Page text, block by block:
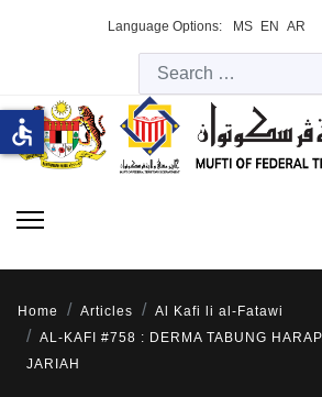
Language Options: MS EN AR
Home Articles
Al Kafi li al-Fatawi
AL-KAFI #758 : DERMA TABUNG
JARIAH
accessible